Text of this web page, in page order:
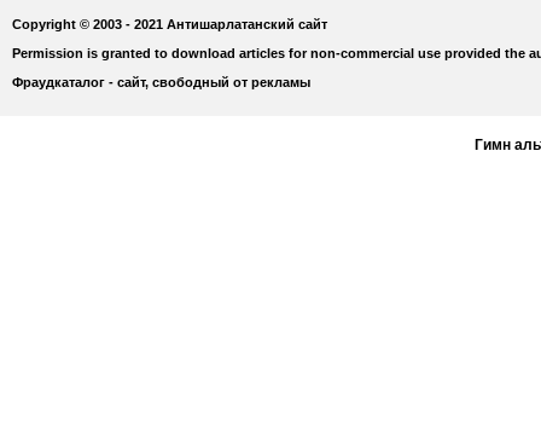
Copyright © 2003 - 2021 Антишарлатанский сайт
Permission is granted to download articles for non-commercial use provided the
Фраудкаталог - сайт, свободный от рекламы
Гимн